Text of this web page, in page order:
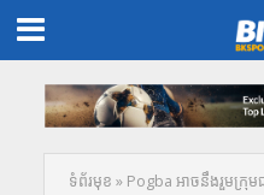
ទំព័រមុខ » Pogba អាចនឹងរួមក្រុម